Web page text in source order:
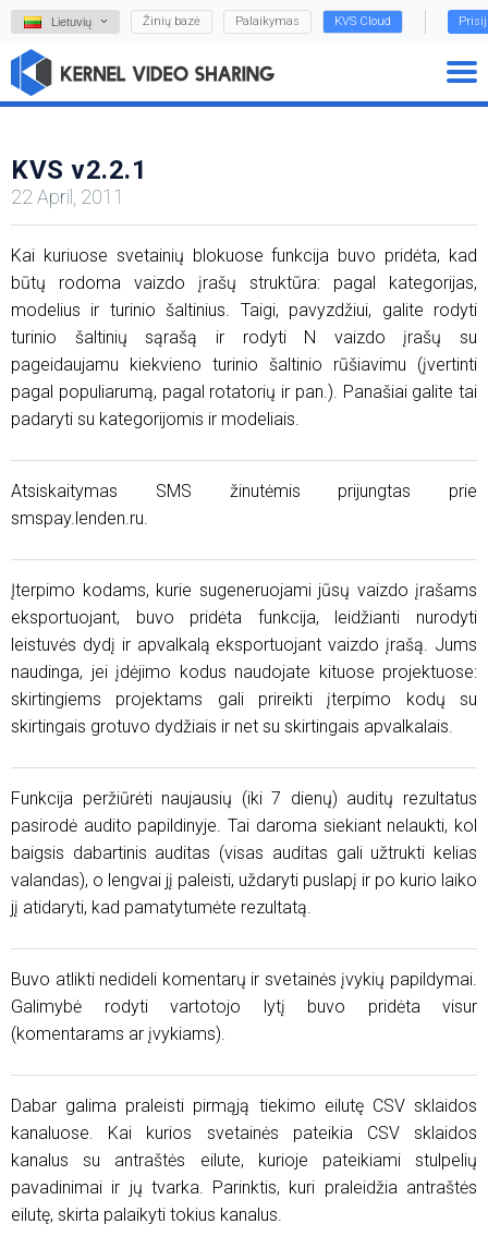
Lietuvių Žinių bazė Palaikymas KVS Cloud
KVS v2.2.1
22 April, 2011
Kai kuriuose svetainių blokuose funkcija buvo pridėta, kad
būtų rodoma vaizdo įrašų struktūra: pagal kategorijas,
modelius ir turinio šaltinius. Taigi, pavyzdžiui, galite rodyti
turinio šaltinių sąrašą ir rodyti N vaizdo įrašų su
pageidaujamu kiekvieno turinio šaltinio rūšiavimu (įvertinti
pagal populiarumą, pagal rotatorių ir pan.). Panašiai galite tai
padaryti su kategorijomis ir modeliais.
Atsiskaitymas SMS žinutėmis prijungtas prie
smspay.lenden.ru.
Įterpimo kodams, kurie sugeneruojami jūsų vaizdo įrašams
eksportuojant, buvo pridėta funkcija, leidžianti nurodyti
leistuvės dydį ir apvalkalą eksportuojant vaizdo įrašą. Jums
naudinga, jei įdėjimo kodus naudojate kituose projektuose:
skirtingiems projektams gali prireikti įterpimo kodų su
skirtingais grotuvo dydžiais ir net su skirtingais apvalkalais.
Funkcija peržiūrėti naujausių (iki 7 dienų) auditų rezultatus
pasirodė audito papildinyje. Tai daroma siekiant nelaukti, kol
baigsis dabartinis auditas (visas auditas gali užtrukti kelias
valandas), o lengvai jį paleisti, uždaryti puslapį ir po kurio laiko
jį atidaryti, kad pamatytumėte rezultatą.
Buvo atlikti nedideli komentarų ir svetainės įvykių papildymai.
Galimybė rodyti vartotojo lytį buvo pridėta visur
(komentarams ar įvykiams).
Dabar galima praleisti pirmąją tiekimo eilutę CSV sklaidos
kanaluose. Kai kurios svetainės pateikia CSV sklaidos
kanalus su antraštės eilute, kurioje pateikiami stulpelių
pavadinimai ir jų tvarka. Parinktis, kuri praleidžia antraštės
eilutę, skirta palaikyti tokius kanalus.